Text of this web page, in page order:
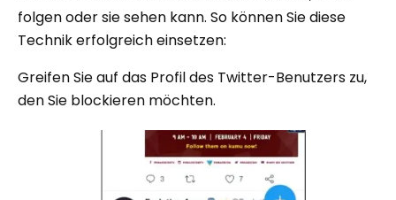
folgen oder sie sehen kann. So können Sie diese
Technik erfolgreich einsetzen:
Greifen Sie auf das Profil des Twitter-Benutzers zu,
den Sie blockieren möchten.